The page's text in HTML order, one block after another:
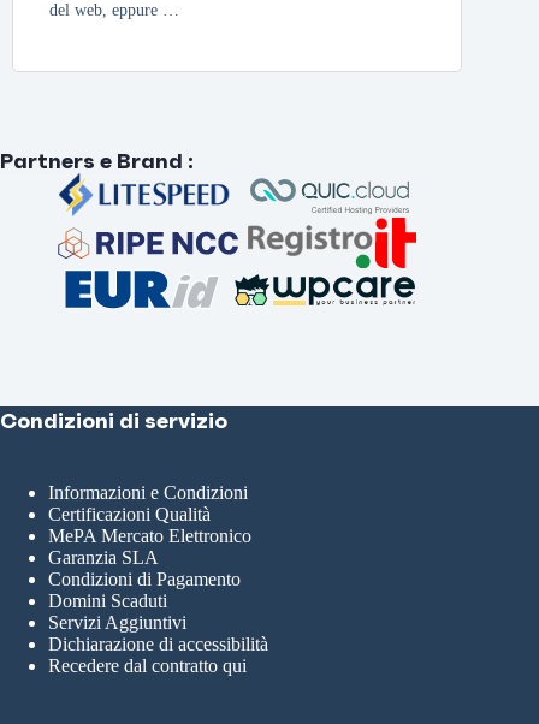
del web, eppure …
Partners e Brand :
Condizioni di servizio
Informazioni e Condizioni
Certificazioni Qualità
MePA Mercato Elettronico
Garanzia SLA
Condizioni di Pagamento
Domini Scaduti
Servizi Aggiuntivi
Dichiarazione di accessibilità
Recedere dal contratto qui